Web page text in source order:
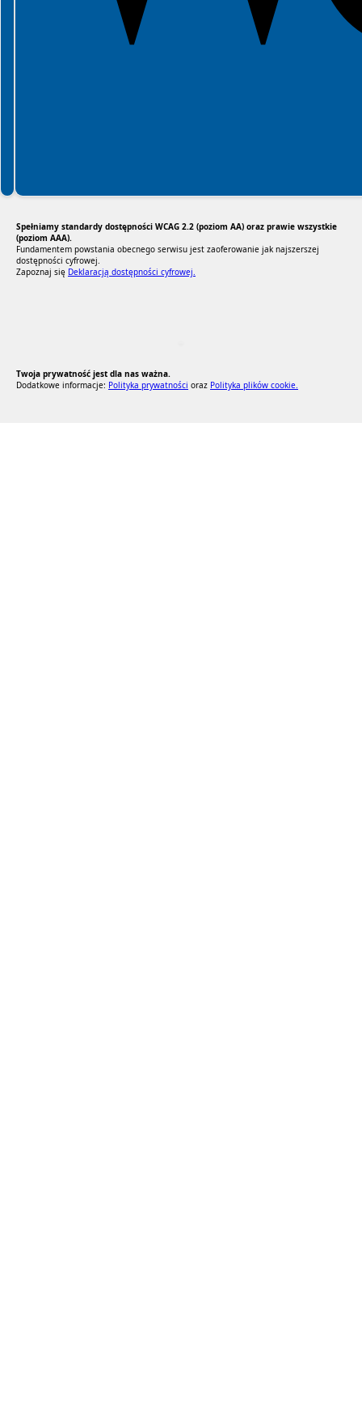
Spełniamy standardy dostępności WCAG 2.2 (poziom AA) oraz prawie wszystkie
(poziom AAA).
Fundamentem powstania obecnego serwisu jest zaoferowanie jak najszerszej
dostępności cyfrowej.
Zapoznaj się Deklaracją dostępności cyfrowej.
Twoja prywatność jest dla nas ważna.
Dodatkowe informacje: Polityka prywatności oraz Polityka plików cookie.